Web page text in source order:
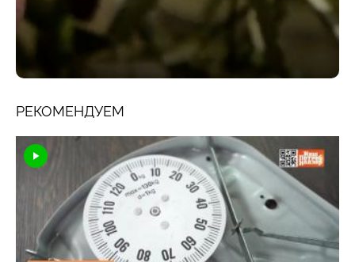
РЕКОМЕНДУЕМ